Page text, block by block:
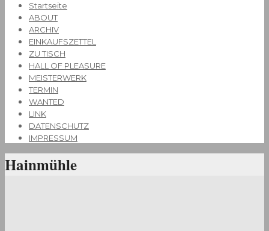
Menu
Startseite
ABOUT
ARCHIV
EINKAUFSZETTEL
ZU TISCH
HALL OF PLEASURE
MEISTERWERK
TERMIN
WANTED
LINK
DATENSCHUTZ
IMPRESSUM
Hainmühle